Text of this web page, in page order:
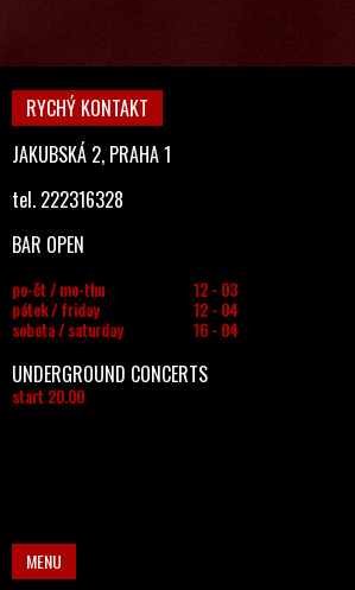
RYCHÝ KONTAKT
JAKUBSKÁ 2, PRAHA 1
tel. 222316328
BAR OPEN
po-čt / mo-thu
12 - 03
pátek / friday
12 - 04
sobota / saturday
16 - 04
UNDERGROUND CONCERTS
start 20.00
MENU